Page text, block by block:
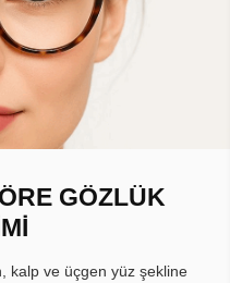
GÖZLÜK
kalp ve üçgen yüz şekline